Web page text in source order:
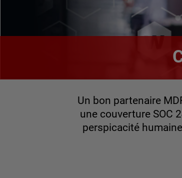
Un bon partenaire
une couverture SOC
perspicacité